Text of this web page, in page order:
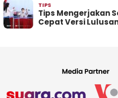
TIPS
Tips Mengerjakan
Cepat Versi Lulusan